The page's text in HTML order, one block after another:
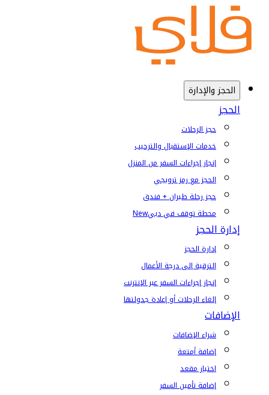
الحجز والإدارة
الحجز
حجز الرحلات
خدمات الإستقبال والترحيب
إنجاز إجراءات السفر من المنزل
الحجز مع رمز ترويجي
حجز رحلة طيران + فندق
محطة توقف في دبيNew
إدارة الحجز
إدارة الحجز
الترقية إلى درجة الأعمال
إنجاز إجراءات السفر عبر الإنترنت
إلغاء الرحلات أو إعادة جدولتها
الإضافات
شراء الإضافات
إضافة أمتعة
اختيار مقعد
إضافة تأمين السفر